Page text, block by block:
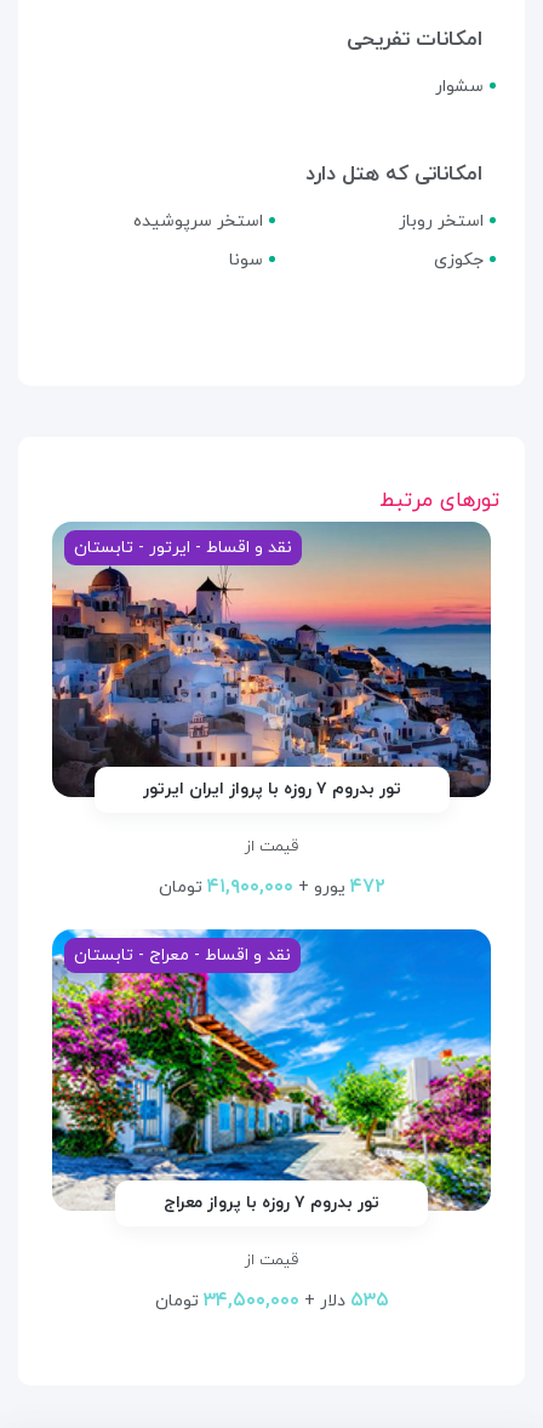
امکانات تفریحی
سشوار
امکاناتی که هتل دارد
استخر روباز
استخر سرپوشیده
جکوزی
سونا
تورهای مرتبط
نقد و اقساط - ایرتور - تابستان
تور بدروم ۷ روزه با پرواز ایران ایرتور
قیمت از
۴۷۲ یورو + ۴۱,۹۰۰,۰۰۰ تومان
نقد و اقساط - معراج - تابستان
تور بدروم ۷ روزه با پرواز معراج
قیمت از
۵۳۵ دلار + ۳۴,۵۰۰,۰۰۰ تومان